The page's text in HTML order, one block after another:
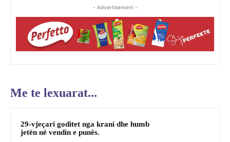
- Advertisement -
Me te lexuarat...
29-vjeçari goditet nga krani dhe humb
jetën në vendin e punës.